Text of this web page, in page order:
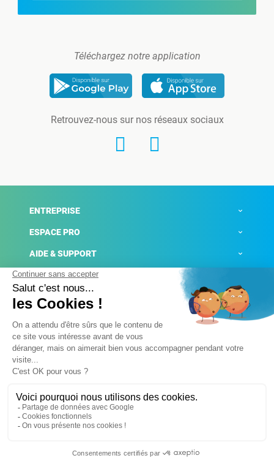
Téléchargez notre application
Retrouvez-nous sur nos réseaux sociaux
ENTREPRISE
ESPACE PRO
AIDE & SUPPORT
ACTUALITÉS
Mentions légales
Conditions générales de ventes
Plateforme de signalement